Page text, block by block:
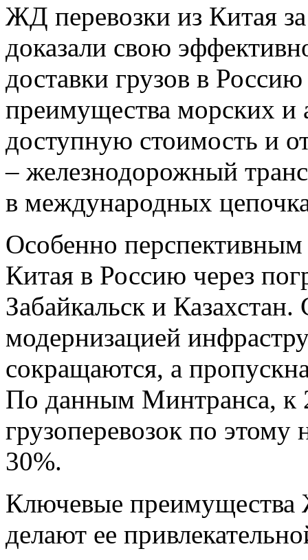
ЖД перевозки из Китая
доказали свою
доставки грузов в
преимущества морских и
доступную стоимость и
– железнодорожный
в международных
Особенно
Китая в Россию через
Забайкальск и
модернизацией
сокращаются, а
По данным Минтранса, к
грузоперевозок по
30%.
Ключевые преимущества
делают ее